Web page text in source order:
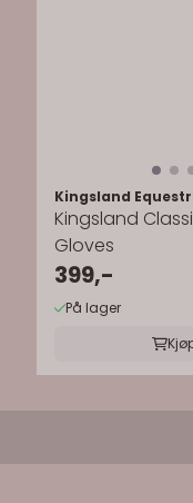
Kingsland
Kingsland
Gloves
399,-
På lager